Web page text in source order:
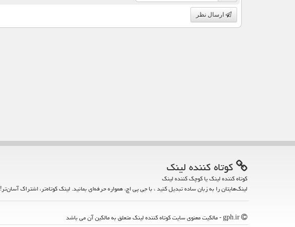
ارسال نظر
كوتاه كننده لینك
کوتاه کننده لینک یا کوچک کننده لینک
لینک‌هایتان را به زبان ساده تبدیل کنید ، با جی پی اچ، همواره حرفه‌ای بمانید. لینک کوتاه‌تر، اشتراک آسان‌تر!